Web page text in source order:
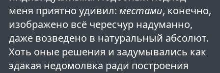
меня приятно удивил: местами, конечно,
изображено всё чересчур надуманно,
даже возведено в натуральный абсолют.
Хоть оные решения и задумывались как
эдакая недомолвка ради построения